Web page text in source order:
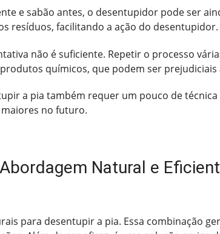
e sabão antes, o desentupidor pode ser
resíduos, facilitando a ação do desentupidor.
não é suficiente. Repetir o processo
químicos, que podem ser prejudiciais
a pia também requer um pouco de
no futuro.
Natural e
para desentupir a pia. Essa combinação